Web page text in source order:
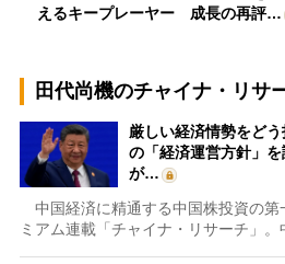
えるキープレーヤー 成長の再評…
田代尚機のチャイナ・リサ
厳しい経済情勢をど
の「経済運営方針」
が…
中国経済に精通する中国株投資の第
ミアム連載「チャイナ・リサーチ」。